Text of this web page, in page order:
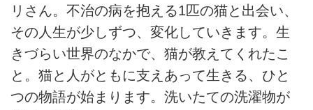
リさん。不治の病を抱える1匹の猫と出会い、
その人生が少しずつ、変化していきます。生
きづらい世界のなかで、猫が教えてくれたこ
と。猫と人がともに支えあって生きる、ひと
つの物語が始まります。洗いたての洗濯物が